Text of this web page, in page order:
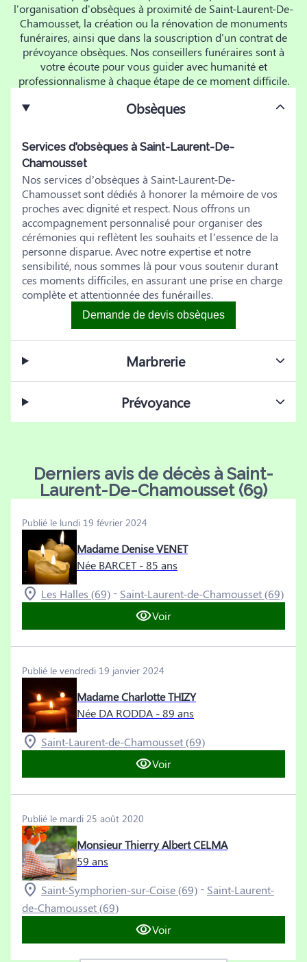
l'organisation d'obsèques à proximité de Saint-Laurent-De-
Chamousset, la création ou la rénovation de monuments
funéraires, ainsi que dans la souscription d'un contrat de
prévoyance obsèques. Nos conseillers funéraires sont à
votre écoute pour vous guider avec humanité et
professionnalisme à chaque étape de ce moment difficile.
Obsèques
Services d'obsèques à Saint-Laurent-De-
Chamousset
Nos services d’obsèques à Saint-Laurent-De-
Chamousset sont dédiés à honorer la mémoire de vos
proches avec dignité et respect. Nous offrons un
accompagnement personnalisé pour organiser des
cérémonies qui reflètent les souhaits et l’essence de la
personne disparue. Avec notre expertise et notre
sensibilité, nous sommes là pour vous soutenir durant
ces moments difficiles, en assurant une prise en charge
complète et attentionnée des funérailles.
Demande de devis obsèques
Marbrerie
Prévoyance
Derniers avis de décès à Saint-
Laurent-De-Chamousset (69)
Publié le lundi 19 février 2024
Madame Denise VENET
Née BARCET - 85 ans
Les Halles (69) - Saint-Laurent-de-Chamousset (69)
Voir
Publié le vendredi 19 janvier 2024
Madame Charlotte THIZY
Née DA RODDA - 89 ans
Saint-Laurent-de-Chamousset (69)
Voir
Publié le mardi 25 août 2020
Monsieur Thierry Albert CELMA
59 ans
Saint-Symphorien-sur-Coise (69) - Saint-Laurent-
de-Chamousset (69)
Voir